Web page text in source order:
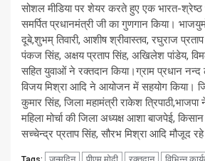
सोशल मीडिया पर शेयर करते हुए एक भारत-श्रेष्ठ
समर्पित प्रधानमंत्री जी का गुणगान किया।
दूबे,शुभम् तिवारी, आशीष श्रीवास्तव, रघुराज
पंकज सिंह, अक्षय प्रताप सिंह, अखिलेश पांडेय,
सहित युवाओं ने रक्तदान किया।ग्राम प्रधान
विजय मिश्रा आदि ने आयोजन में सहयोग किया।
कुमार सिंह, जिला महामंत्री राकेश
महिला मोर्चा की जिला अध्यक्ष आशा बाजपेई, किसान
सच्चेन्द्र प्रताप सिंह, सौरभ मिश्रा आदि मौजूद